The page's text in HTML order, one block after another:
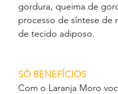
gordura, queima de
processo de síntese de
de tecido adiposo.
SÓ BENEFÍCIOS
Com o Laranja Moro